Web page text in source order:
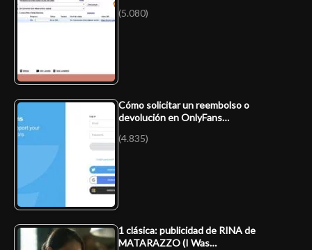
(5.080)
Cómo solicitar un reembolso o
devolución en OnlyFans…
(4.835)
1 clásica: publicidad de RINA de
MATARAZZO (I Was…